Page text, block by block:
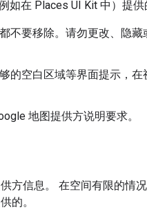
如在 Places UI Kit 中）提
不要移除。请勿更改、隐
的空白区域等界面提示，
地图提供方说明要求。
方信息。 在空间有限的情
的。